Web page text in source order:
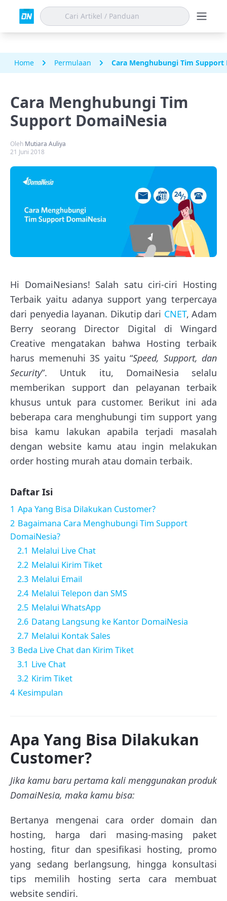
Home Permulaan Cara Menghubungi Tim Support
Cara Menghubungi Tim
Support DomaiNesia
Oleh Mutiara Auliya
21 Juni 2018
Hi DomaiNesians! Salah satu ciri-ciri Hosting
Terbaik yaitu adanya support yang terpercaya
dari penyedia layanan. Dikutip dari CNET, Adam
Berry seorang Director Digital di Wingard
Creative mengatakan bahwa Hosting terbaik
harus memenuhi 3S yaitu “Speed, Support, dan
Security”. Untuk itu, DomaiNesia selalu
memberikan support dan pelayanan terbaik
khusus untuk para customer. Berikut ini ada
beberapa cara menghubungi tim support yang
bisa kamu lakukan apabila terjadi masalah
dengan website kamu atau ingin melakukan
order hosting murah atau domain terbaik.
Daftar Isi
1 Apa Yang Bisa Dilakukan Customer?
2 Bagaimana Cara Menghubungi Tim Support
DomaiNesia?
2.1 Melalui Live Chat
2.2 Melalui Kirim Tiket
2.3 Melalui Email
2.4 Melalui Telepon dan SMS
2.5 Melalui WhatsApp
2.6 Datang Langsung ke Kantor DomaiNesia
2.7 Melalui Kontak Sales
3 Beda Live Chat dan Kirim Tiket
3.1 Live Chat
3.2 Kirim Tiket
4 Kesimpulan
Apa Yang Bisa Dilakukan
Customer?
Jika kamu baru pertama kali menggunakan produk
DomaiNesia, maka kamu bisa:
Bertanya mengenai cara order domain dan
hosting, harga dari masing-masing paket
hosting, fitur dan spesifikasi hosting, promo
yang sedang berlangsung, hingga konsultasi
tips memilih hosting serta cara membuat
website sendiri.